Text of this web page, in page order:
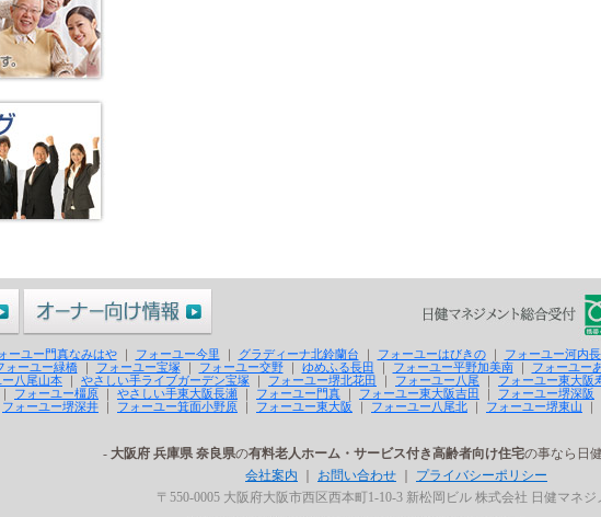
ーユー門真なみはや｜ フォーユー今里 ｜ グラディーナ北鈴蘭台 ｜ フォーユーはびきの｜
フォーユー河内
ォーユー緑橋｜ フォーユー宝塚 ｜ フォーユー交野｜ ゆめふる長田 ｜ フォーユー平野加美南｜
フォーユー
ー八尾山本 ｜ やさしい手ライブガーデン宝塚 ｜ フォーユー堺北花田 ｜ フォーユー八尾 ｜ フォーユー東大阪
｜ フォーユー橿原 ｜ やさしい手東大阪長瀬 ｜ フォーユー門真 ｜ フォーユー東大阪吉田 ｜ フォーユー堺深阪
フォーユー堺深井 ｜ フォーユー箕面小野原 ｜ フォーユー東大阪 ｜ フォーユー八尾北 ｜ フォーユー堺東山 ｜
- 大阪府 兵庫県 奈良県の有料老人ホーム・サービス付き高齢者向け住宅の事なら日
会社案内
お問い合わせ
プライバシーポリシー
〒550-0005 大阪府大阪市西区西本町1-10-3 新松岡ビル 株式会社 日健マネジ